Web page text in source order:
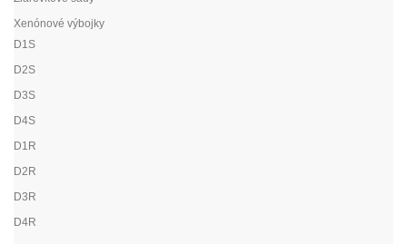
Xenónové výbojky
D1S
D2S
D3S
D4S
D1R
D2R
D3R
D4R